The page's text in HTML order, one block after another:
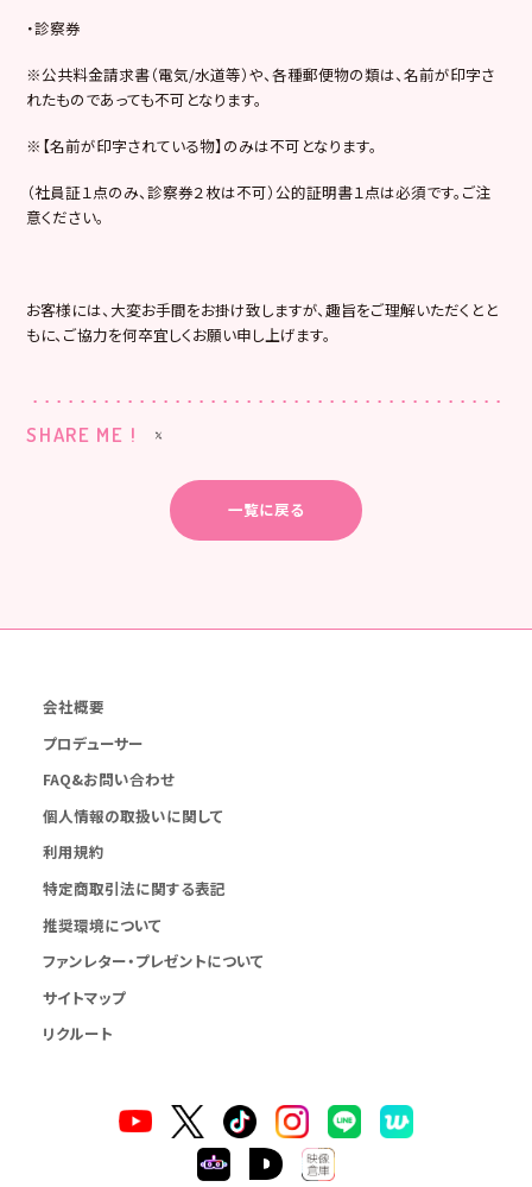
・診察券
※公共料金請求書（電気/水道等）や、各種郵便物の類は、名前が印字さ
れたものであっても不可となります。
※【名前が印字されている物】のみは不可となります。
（社員証１点のみ、診察券２枚は不可）公的証明書１点は必須です。ご注
意ください。
お客様には、大変お手間をお掛け致しますが、趣旨をご理解いただくとと
もに、ご協力を何卒宜しくお願い申し上げます。
SHARE ME !
一覧に戻る
会社概要
プロデューサー
FAQ&お問い合わせ
個人情報の取扱いに関して
利用規約
特定商取引法に関する表記
推奨環境について
ファンレター・プレゼントについて
サイトマップ
リクルート